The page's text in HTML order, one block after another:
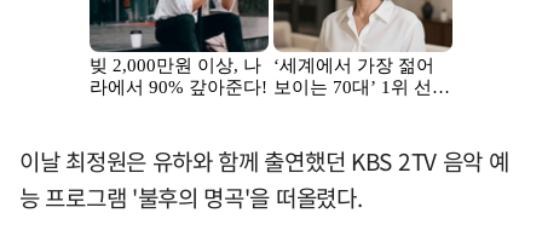
이날 최정원은 유하와 함께 출연했던 KBS 2TV 음악 예
능 프로그램 '불후의 명곡'을 떠올렸다.